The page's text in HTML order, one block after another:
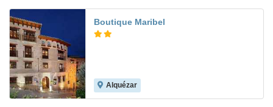
Boutique Maribel
Alquézar